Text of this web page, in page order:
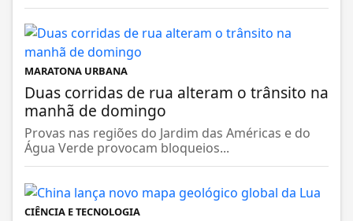
MARATONA URBANA
Duas corridas de rua alteram o trânsito na
manhã de domingo
Provas nas regiões do Jardim das Américas e do
Água Verde provocam bloqueios...
CIÊNCIA E TECNOLOGIA